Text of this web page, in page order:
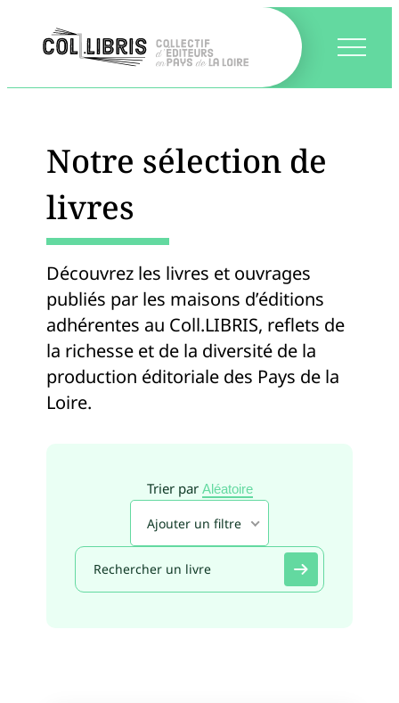
Notre sélection de
livres
Découvrez les livres et ouvrages
publiés par les maisons d’éditions
adhérentes au Coll.LIBRIS, reflets de
la richesse et de la diversité de la
production éditoriale des Pays de la
Loire.
Trier par Aléatoire
Ajouter un filtre